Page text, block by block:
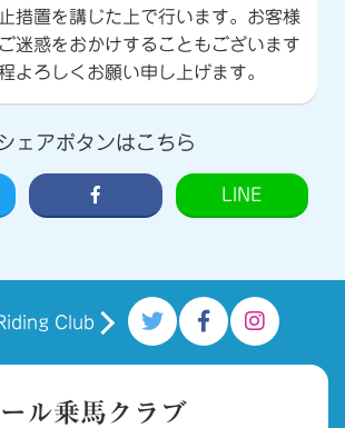
措置を講じた上で行います。お客様
迷惑をおかけすることもございます
よろしくお願い申し上げます。
ェアボタンはこちら
LINE
ル乗馬クラブ
Club